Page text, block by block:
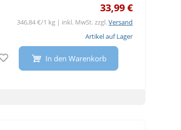
33,99 €
346,84 €/1 kg | inkl. MwSt. zzgl.Versand
Artikel auf Lager
Auf den Merkzettel
In den Warenkorb